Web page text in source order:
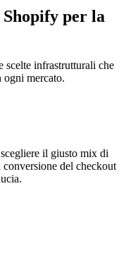
per la
scelte infrastrutturali che
mercato.
il giusto mix di
del checkout